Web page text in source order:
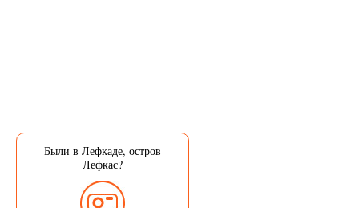
Были в Лефкаде, остров
Лефкас?